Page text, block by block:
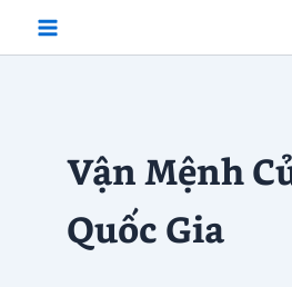
Vận Mệnh
Quốc Gia